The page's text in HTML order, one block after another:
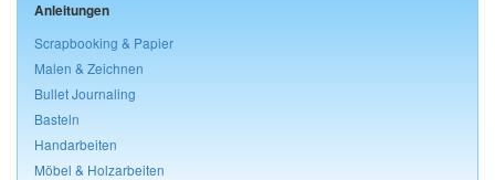
Anleitungen
Scrapbooking & Papier
Malen & Zeichnen
Bullet Journaling
Basteln
Handarbeiten
Möbel & Holzarbeiten